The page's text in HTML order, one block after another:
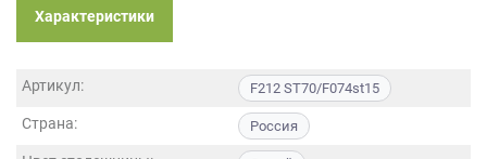
Характеристики
Артикул: F212 ST70/F074st15
Страна: Россия
условиях
персональных